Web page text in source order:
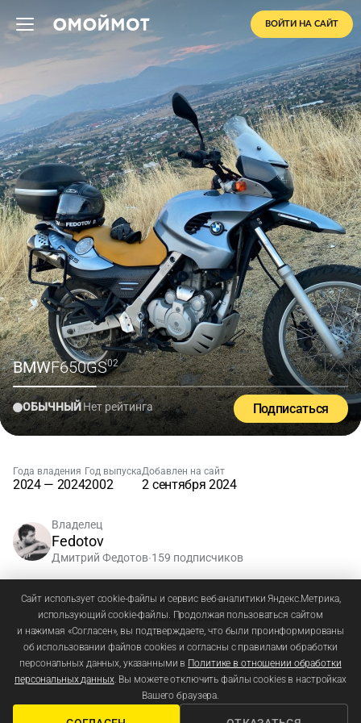
ВОЙТИ НА САЙТ
BMWF650GS'02
ОБЫЧНЫЙНет рейтинга Подписаться
Года владения
2024 — 2024
Год выпуска
2002
Добавлен на сайт
2 сентября 2024
Владелец
Fedotov
Дмитрий Федотов•159 подписчиков
Зарегистрируйтесьиливойдите, чтобы добавлять
комментарии
Сайт использует cookie-файлы и сервис веб-аналитики Яндекс.Метрика,
использующий cookie-файлы. Продолжая пользоваться сайтом
и нажимая «Согласен», вы подтверждаете, что были проинформированы
об использовании файлов cookies и согласны с правилами обработки
персональных данных, указанными в Политике в отношении обработки
персональных данных. Вы можете отключить файлы cookies в настройках
Вашего браузера.